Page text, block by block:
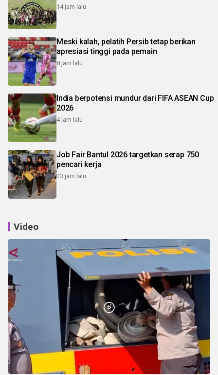
14 jam lalu
Meski kalah, pelatih Persib tetap berikan
apresiasi tinggi pada pemain
8 jam lalu
India berpotensi mundur dari FIFA ASEAN Cup
2026
4 jam lalu
Job Fair Bantul 2026 targetkan serap 750
pencari kerja
23 jam lalu
Video